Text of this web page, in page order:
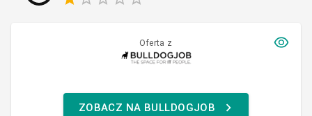
Oferta z
ZOBACZ NA BULLDOGJOB